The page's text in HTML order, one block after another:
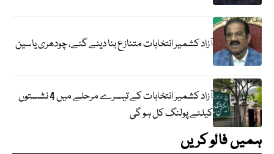
آزاد کشمیر انتخابات متنازع بنا دیئے گئے، چودھری یاسین
آزاد کشمیر انتخابات کے تیسرے مرحلے میں 4 نشستوں
کیلئے پولنگ کل ہو گی
ہمیں فالو کریں